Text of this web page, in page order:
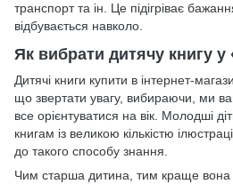
транспорт та ін. Це підігріває
відбувається навколо.
Як вибрати дитячу книгу у
Дитячі книги купити в інтернет-
що звертати увагу, вибираючи, ми
все орієнтуватися на вік. Молодші
книгам із великою кількістю
до такого способу знання.
Чим старша дитина, тим краще